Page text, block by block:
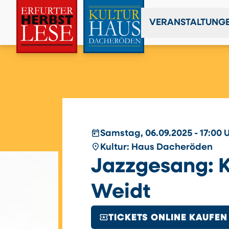
todaySamstag, 06.09.2025 - 17:00
place Kultur: Haus Dacheröden
Jazzgesang:
Weidt
local_activityTICKETS ONLINE KAUFEN